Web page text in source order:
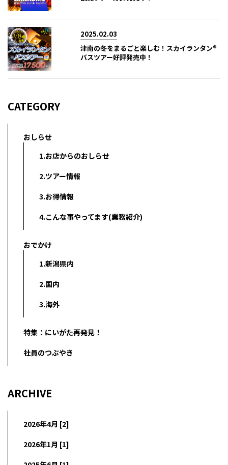
2025.02.03
津南の冬をまるごと楽しむ！スカイランタン®
バスツアー好評発売中！
CATEGORY
おしらせ
1.お店からのおしらせ
2.ツアー情報
3.お得情報
4.こんな事やってます(業務紹介)
おでかけ
1.新潟県内
2.国内
3.海外
特集：にいがた再発見！
社員のつぶやき
ARCHIVE
2026年4月 [2]
2026年1月 [1]